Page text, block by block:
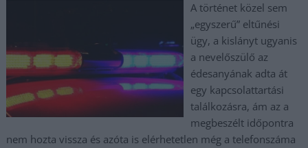
A történet közel sem
„egyszerű” eltűnési
ügy, a kislányt ugyanis
a nevelőszülő az
édesanyának adta át
egy kapcsolattartási
találkozásra, ám az a
megbeszélt időpontra
nem hozta vissza és azóta is elérhetetlen még a telefonszáma